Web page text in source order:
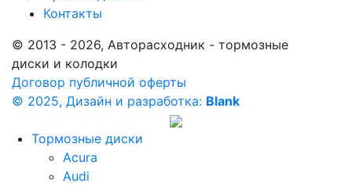
Контакты
© 2013 - 2026, Авторасходник - тормозные
диски и колодки
Договор публичной оферты
© 2025, Дизайн и разработка: Blank
Тормозные диски
Acura
Audi